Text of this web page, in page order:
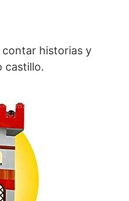
contar historias y
castillo.